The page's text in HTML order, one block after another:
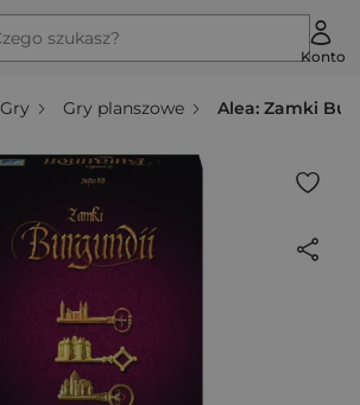
szukasz?
Konto
Gry Gry planszowe Alea: Zamki